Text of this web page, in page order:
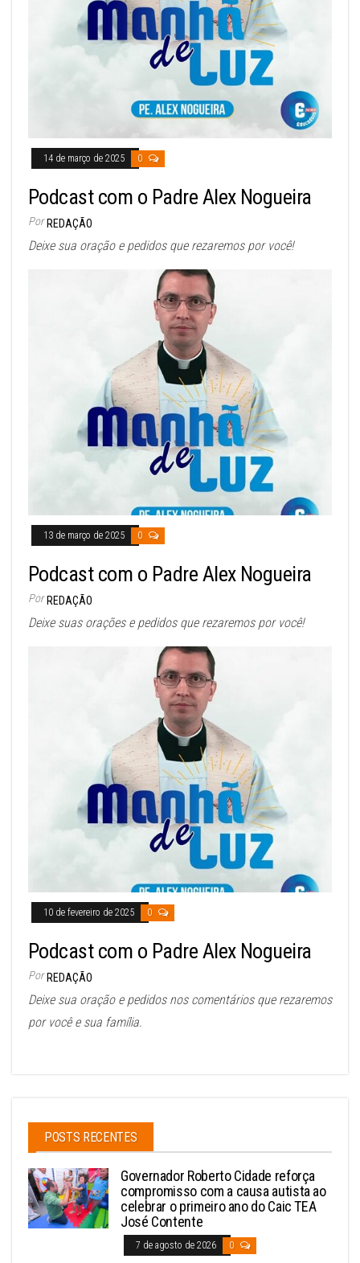
14 de março de 2025 0
Podcast com o Padre Alex Nogueira
Por REDAÇÃO
Deixe sua oração e pedidos que rezaremos por você!
13 de março de 2025 0
Podcast com o Padre Alex Nogueira
Por REDAÇÃO
Deixe suas orações e pedidos que rezaremos por você!
10 de fevereiro de 2025 0
Podcast com o Padre Alex Nogueira
Por REDAÇÃO
Deixe sua oração e pedidos nos comentários que rezaremos
por você e sua família.
POSTS RECENTES
Governador Roberto Cidade reforça
compromisso com a causa autista ao
celebrar o primeiro ano do Caic TEA
José Contente
7 de agosto de 2026 0